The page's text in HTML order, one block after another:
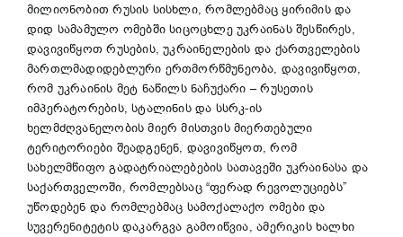
მილიონობით რუსის სისხლი, რომლებმაც ყირიმის და
დიდ სამამულო ომებში სიცოცხლე უკრაინას შესწირეს,
დავივიწყოთ რუსების, უკრაინელების და ქართველების
მართლმადიდებლური ერთმორწმუნეობა, დავივიწყოთ,
რომ უკრაინის მეტ ნაწილს ნაჩუქარი – რუსეთის
იმპერატორების, სტალინის და სსრკ-ის
ხელმძღვანელობის მიერ მისთვის მიერთებული
ტერიტორიები შეადგენენ, დავივიწყოთ, რომ
სახელმწიფო გადატრიალებების სათავეში უკრაინასა და
საქართველოში, რომლებსაც “ფერად რევოლუციებს”
უწოდებენ და რომლებმაც სამოქალაქო ომები და
სუვერენიტეტის დაკარგვა გამოიწვია, ამერიკის ხალხი